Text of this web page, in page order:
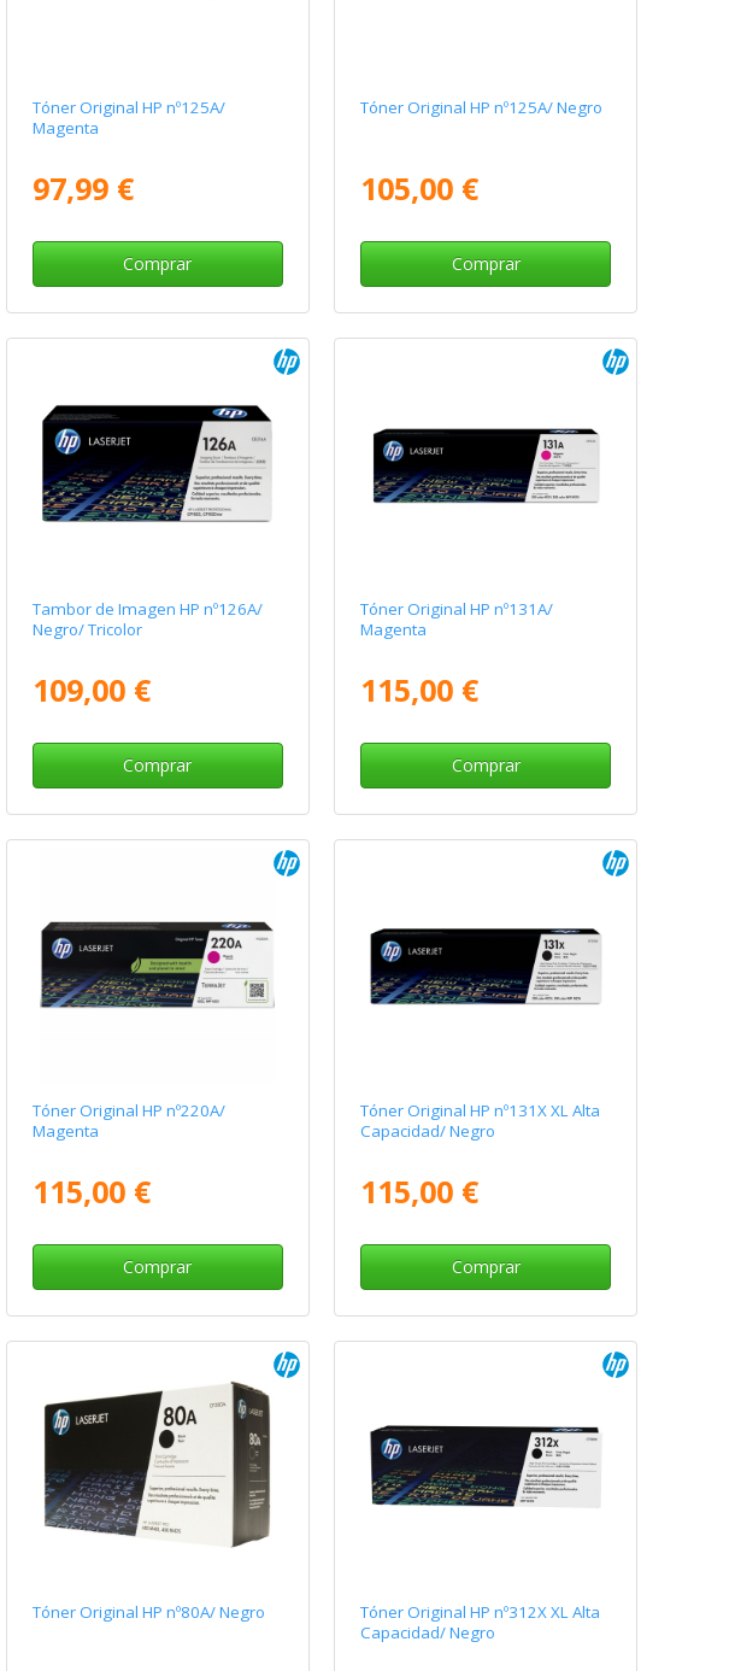
Tóner Original HP nº125A/
Magenta
97,99 €
Comprar
Tóner Original HP nº125A/ Negro
105,00 €
Comprar
Tambor de Imagen HP nº126A/
Negro/ Tricolor
109,00 €
Comprar
Tóner Original HP nº131A/
Magenta
115,00 €
Comprar
Tóner Original HP nº220A/
Magenta
115,00 €
Comprar
Tóner Original HP nº131X XL Alta
Capacidad/ Negro
115,00 €
Comprar
Tóner Original HP nº80A/ Negro
Tóner Original HP nº312X XL Alta
Capacidad/ Negro